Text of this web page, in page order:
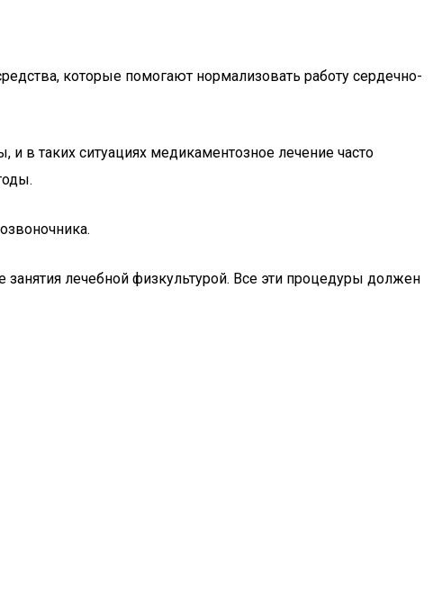
которые помогают нормализовать работу сердечно-
в таких ситуациях медикаментозное лечение часто
лечебной физкультурой. Все эти процедуры должен